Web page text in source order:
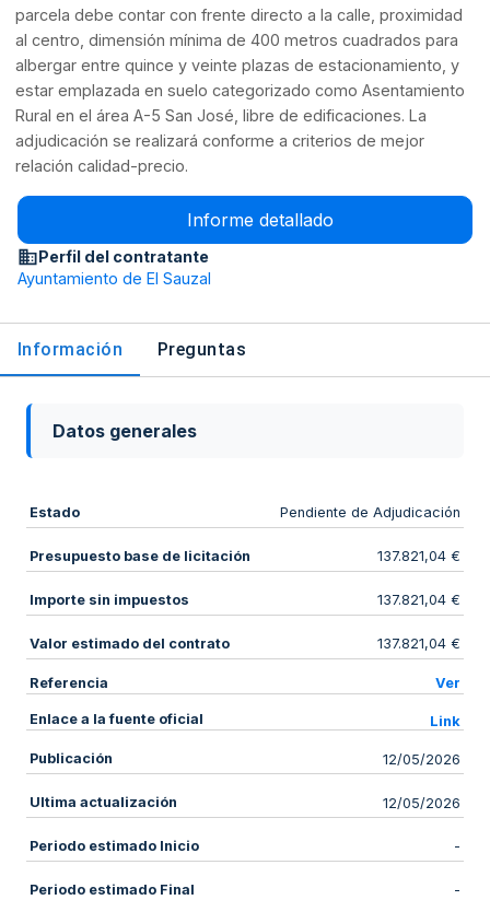
parcela debe contar con frente directo a la calle, proximidad
al centro, dimensión mínima de 400 metros cuadrados para
albergar entre quince y veinte plazas de estacionamiento, y
estar emplazada en suelo categorizado como Asentamiento
Rural en el área A-5 San José, libre de edificaciones. La
adjudicación se realizará conforme a criterios de mejor
relación calidad-precio.
Informe detallado
Perfil del contratante
Ayuntamiento de El Sauzal
Información Preguntas
Datos generales
Estado Pendiente de Adjudicación
Presupuesto base de licitación 137.821,04 €
Importe sin impuestos 137.821,04 €
Valor estimado del contrato 137.821,04 €
Referencia Ver
Enlace a la fuente oficial Link
Publicación 12/05/2026
Ultima actualización 12/05/2026
Periodo estimado Inicio -
Periodo estimado Final -